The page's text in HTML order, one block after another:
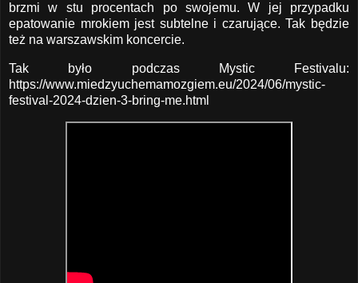
brzmi w stu procentach po swojemu. W jej przypadku
epatowanie mrokiem jest subtelne i czarujące. Tak będzie
też na warszawskim koncercie.
Tak było podczas Mystic Festivalu:
https://www.miedzyuchemamozgiem.eu/2024/06/mystic-
festival-2024-dzien-3-bring-me.html